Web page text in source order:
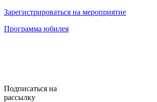
Зарегистрироваться на мероприятие
Программа юбилея
Подписаться на
рассылку